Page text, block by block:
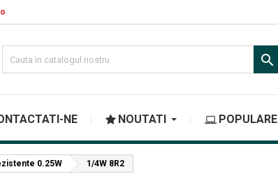

NE NOUTATI POPULARE
0.25W 1/4W 8R2